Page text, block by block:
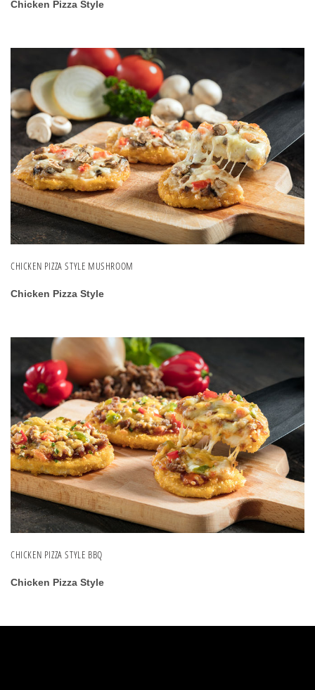
Chicken Pizza Style
CHICKEN PIZZA STYLE MUSHROOM
Chicken Pizza Style
CHICKEN PIZZA STYLE BBQ
Chicken Pizza Style